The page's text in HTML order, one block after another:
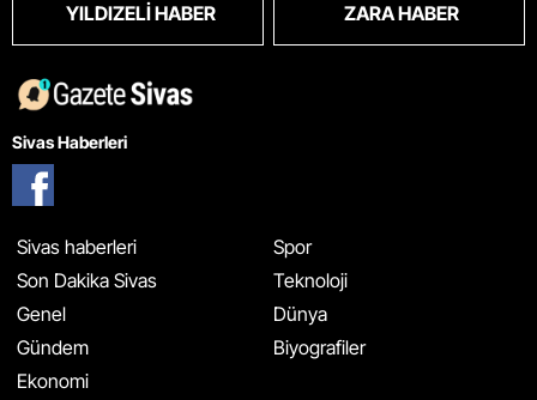
YILDIZELI HABER ZARA HABER
Sivas Haberleri
Sivas haberleri
Son Dakika Sivas
Genel
Gündem
Ekonomi
Spor
Teknoloji
Dünya
Biyografiler